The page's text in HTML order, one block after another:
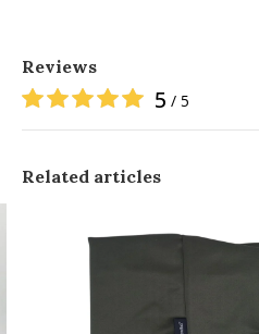
Reviews
5 / 5
Related articles